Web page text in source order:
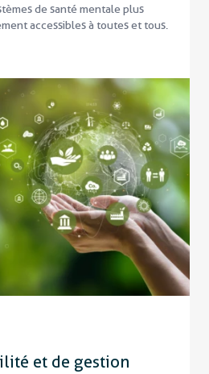
de santé mentale plus
accessibles à toutes et tous.
et de gestion